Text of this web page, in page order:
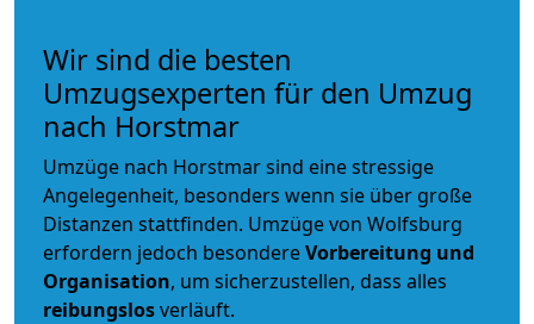
Wir sind die besten
Umzugsexperten für den Umzug
nach Horstmar
Umzüge nach Horstmar sind eine stressige
Angelegenheit, besonders wenn sie über große
Distanzen stattfinden. Umzüge von Wolfsburg
erfordern jedoch besondereVorbereitung und
Organisation, um sicherzustellen, dass alles
reibungslosverläuft.